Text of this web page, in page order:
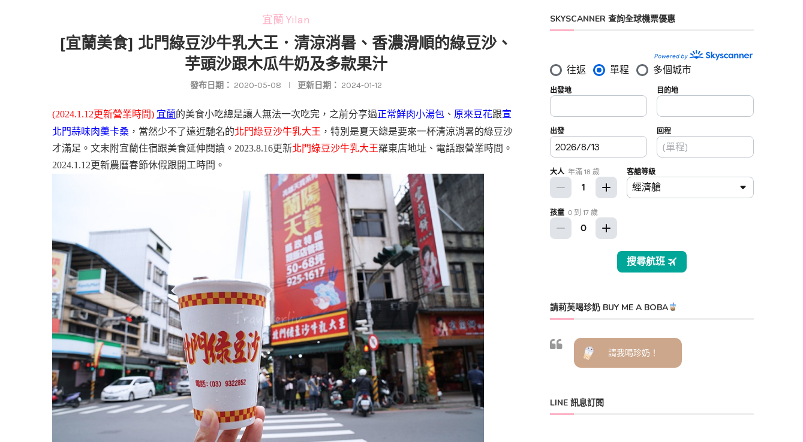
宜蘭 Yilan
[宜蘭美食] 北門綠豆沙牛乳大王．清涼消暑、香濃滑順的綠豆沙、
芋頭沙跟木瓜牛奶及多款果汁
發布日期： 2020-05-08 更新日期： 2024-01-12
(2024.1.12更新營業時間) 宜蘭的美食小吃總是讓人無法一次吃完，之前分享過正常鮮肉小湯包 、 原來豆花跟宣
北門蒜味肉羹卡桑 ，當然少不了遠近馳名的北門綠豆沙牛乳大王 ，特別是夏天總是要來一杯清涼消暑的綠豆沙
才滿足。文末附宜蘭住宿跟美食延伸閱讀。2023.8.16更新北門綠豆沙牛乳大王羅東店地址、電話跟營業時間。
2024.1.12更新農曆春節休假跟開工時間。
SKYSCANNER 查詢全球機票優惠
請莉芙喝珍奶 BUY ME A BOBA
請我喝珍奶！
LINE 訊息訂閱